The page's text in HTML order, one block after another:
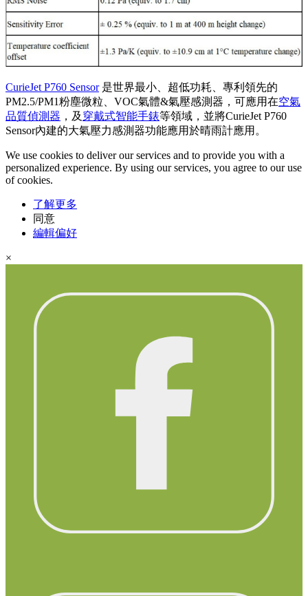
CurieJet P760 Sensor是世界最小、超低功耗、專利領先的
PM2.5/PM1粉塵微粒、VOC氣體&氣壓感測器，可應用在空氣
品質偵測器 ，及 穿戴式智能手錶等領域，並將CurieJet P760
Sensor內建的大氣壓力感測器功能應用於晴雨計應用。
We use cookies to deliver our services and to provide you with a
personalized experience. By using our services, you agree to our use
of cookies.
了解更多
同意
編輯偏好
×